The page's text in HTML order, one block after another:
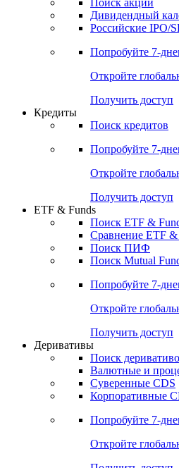
Дивидендный
Российские IPO/
Попробуйте 7-
Откройте
Получить доступ
Кредиты
Поиск кредитов
Попробуйте 7-
Откройте
Получить доступ
ETF & Funds
Поиск ETF &
Сравнение ETF &
Поиск ПИФ
Поиск Mutual
Попробуйте 7-
Откройте
Получить доступ
Деривативы
Поиск
Валютные и
Суверенные CDS
Корпоративные
Попробуйте 7-
Откройте